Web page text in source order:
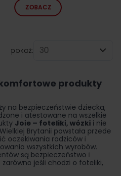
ZOBACZ
pokaż:
produkty
na bezpieczeństwie dziecka,
i atestowane na wszelkie
Joie – foteliki, wózki i nie
Brytanii powstała przede
oczekiwania rodziców i
wszystkich wyrobów.
są bezpieczeństwo i
jeśli chodzi o foteliki,